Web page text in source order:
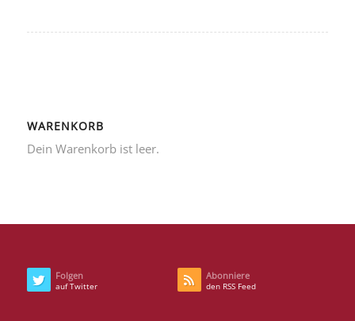
WARENKORB
Dein Warenkorb ist leer.
Folgen
auf Twitter
Abonniere
den RSS Feed